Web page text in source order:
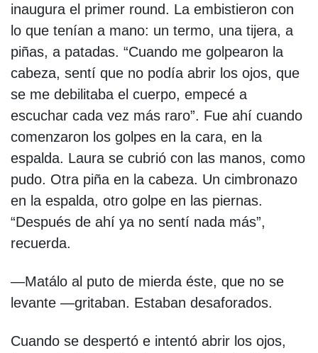
inaugura el primer round. La embistieron con
lo que tenían a mano: un termo, una tijera, a
piñas, a patadas. “Cuando me golpearon la
cabeza, sentí que no podía abrir los ojos, que
se me debilitaba el cuerpo, empecé a
escuchar cada vez más raro”. Fue ahí cuando
comenzaron los golpes en la cara, en la
espalda. Laura se cubrió con las manos, como
pudo. Otra piña en la cabeza. Un cimbronazo
en la espalda, otro golpe en las piernas.
“Después de ahí ya no sentí nada más”,
recuerda.
—Matálo al puto de mierda éste, que no se
levante —gritaban. Estaban desaforados.
Cuando se despertó e intentó abrir los ojos,